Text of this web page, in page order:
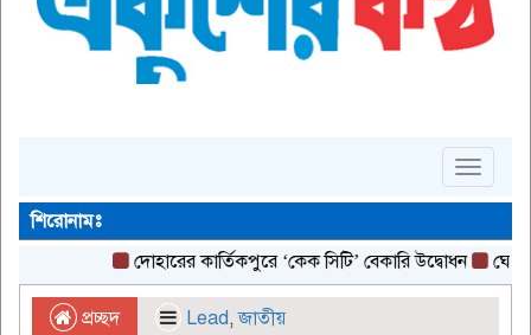
Toggle
শিরোনামঃ
দোহারের কার্তিকপুরে ‘কেক সিটি’ বেকারি উদ্বোধন
ঘোষণার
প্রচ্ছদ Lead,জাতীয়